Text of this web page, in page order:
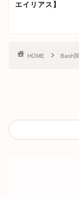
エイリアス】
HOME Bash